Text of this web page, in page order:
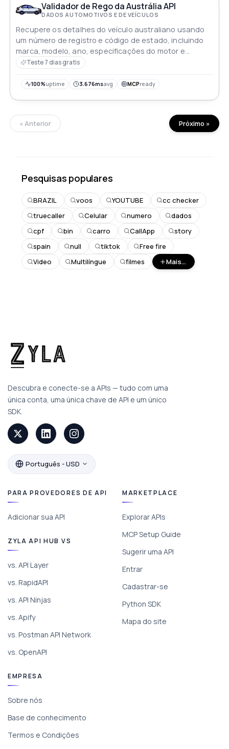
Validador de Rego da Austrália API
DADOS AUTOMOTIVOS E DE VEÍCULOS
Recupere os detalhes do veículo australiano usando
um número de registro e código de estado, incluindo
marca, modelo, ano, especificações do motor e
informações estendidas do veículo
Teste 7 dias gratis
100%uptime 3.676msavg MCPready
« Anterior Próximo »
Pesquisas populares
BRAZIL voos YOUTUBE
cc checker
truecaller
Celular numero
dados
cpf
bin carro CallApp
story
spain
null tiktok
Free fire
Video
Multilíngue filmes Mais...
Descubra e conecte-se a APIs — tudo com uma
única conta, uma única chave de API e um único
SDK.
Português - USD
PARA PROVEDORES DE API
Adicionar sua API
ZYLA API HUB VS
vs. API Layer
vs. RapidAPI
vs. API Ninjas
vs. Apify
vs. Postman API Network
vs. OpenAPI
MARKETPLACE
Explorar APIs
MCP Setup Guide
Sugerir uma API
Entrar
Cadastrar-se
Python SDK
Mapa do site
EMPRESA
Sobre nós
Base de conhecimento
Termos e Condições